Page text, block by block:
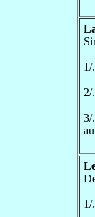
1/
2/
3/
1/